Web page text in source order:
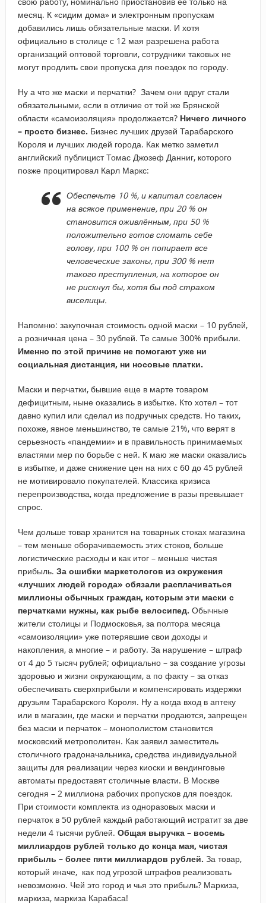
месяц. К «сидим дома» и электронным пропускам
добавились лишь обязательные маски. И хотя
официально в столице с 12 мая разрешена работа
организаций оптовой торговли, сотрудники таковых не
могут продлить свои пропуска для поездок по городу.
Ну а что же маски и перчатки? Зачем они вдруг стали
обязательными, если в отличие от той же Брянской
области «самоизоляция» продолжается? Ничего личного
– просто бизнес. Бизнес лучших друзей Тарабарского
Короля и лучших людей города. Как метко заметил
английский публицист Томас Джозеф Данниг, которого
позже процитировал Карл Маркс:
Обеспечьте 10 %, и капитал согласен
на всякое применение, при 20 % он
становится оживлённым, при 50 %
положительно готов сломать себе
голову, при 100 % он попирает все
человеческие законы, при 300 % нет
такого преступления, на которое он
не рискнул бы, хотя бы под страхом
виселицы.
Напомню: закупочная стоимость одной маски – 10 рублей,
а розничная цена – 30 рублей. Те самые 300% прибыли.
Именно по этой причине не помогают уже ни
социальная дистанция, ни носовые платки.
Маски и перчатки, бывшие еще в марте товаром
дефицитным, ныне оказались в избытке. Кто хотел – тот
давно купил или сделал из подручных средств. Но таких,
похоже, явное меньшинство, те самые 21%, что верят в
серьезность «пандемии» и в правильность принимаемых
властями мер по борьбе с ней. К маю же маски оказались
в избытке, и даже снижение цен на них с 60 до 45 рублей
не мотивировало покупателей. Классика кризиса
перепроизводства, когда предложение в разы превышает
спрос.
Чем дольше товар хранится на товарных стоках магазина
– тем меньше оборачиваемость этих стоков, больше
логистические расходы и как итог – меньше чистая
прибыль. За ошибки маркетологов из окружения
«лучших людей города» обязали расплачиваться
миллионы обычных граждан, которым эти маски с
перчатками нужны, как рыбе велосипед. Обычные
жители столицы и Подмосковья, за полтора месяца
«самоизоляции» уже потерявшие свои доходы и
накопления, а многие – и работу. За нарушение – штраф
от 4 до 5 тысяч рублей; официально – за создание угрозы
здоровью и жизни окружающим, а по факту – за отказ
обеспечивать сверхприбыли и компенсировать издержки
друзьям Тарабарского Короля. Ну а когда вход в аптеку
или в магазин, где маски и перчатки продаются, запрещен
без маски и перчаток – монополистом становится
московский метрополитен. Как заявил заместитель
столичного градоначальника, средства индивидуальной
защиты для реализации через киоски и вендинговые
автоматы предоставят столичные власти. В Москве
сегодня – 2 миллиона рабочих пропусков для поездок.
При стоимости комплекта из одноразовых маски и
перчаток в 50 рублей каждый работающий истратит за две
недели 4 тысячи рублей. Общая выручка – восемь
миллиардов рублей только до конца мая, чистая
прибыль – более пяти миллиардов рублей. За товар,
который иначе, как под угрозой штрафов реализовать
невозможно. Чей это город и чья это прибыль? Маркиза,
маркиза, маркиза Карабаса!